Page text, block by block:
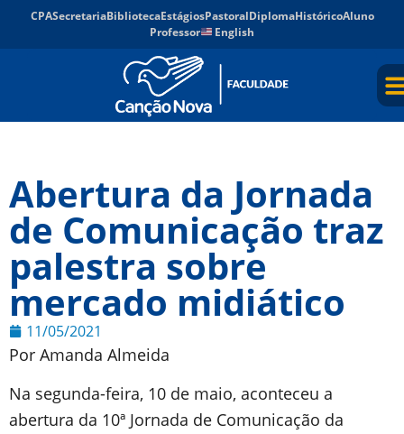
CPASecretariaBibliotecaEstágiosPastoralDiplomaHistóricoAluno
Professor
English
Abertura da Jornada
de Comunicação traz
palestra sobre
mercado midiático
11/05/2021
Por Amanda Almeida
Na segunda-feira, 10 de maio, aconteceu a
abertura da 10ª Jornada de Comunicação da